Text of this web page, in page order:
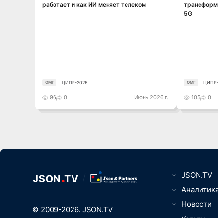
работает и как ИИ меняет телеком
ОМГ ЦИПР-2026
96 0 Июнь 2026 г.
5G
ОМГ ЦИПР-
105 0
© 2009-2026. JSON.TV
JSON.TV
ТВ, видео-,
Новости